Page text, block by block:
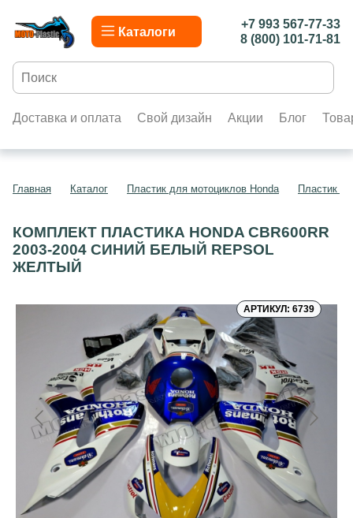
Каталоги
+7 993 567-77-33
8 (800) 101-71-81
Доставка и оплата Свой дизайн Акции Блог
Главная Каталог Пластик для мотоциклов Honda Пластик
КОМПЛЕКТ ПЛАСТИКА HONDA CBR600RR
2003-2004 СИНИЙ БЕЛЫЙ REPSOL
ЖЕЛТЫЙ
АРТИКУЛ: 6739